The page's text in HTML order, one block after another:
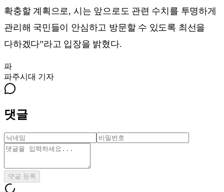
확충할 계획으로, 시는 앞으로도 관련 수치를 투명하게
관리해 국민들이 안심하고 방문할 수 있도록 최선을
다하겠다”라고 입장을 밝혔다.
파
파주시대 기자
댓글
댓글 등록